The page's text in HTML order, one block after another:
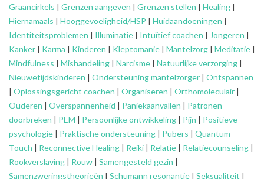
Graancirkels | Grenzen aangeven | Grenzen stellen | Healing |
Hiernamaals | Hooggevoeligheid/HSP | Huidaandoeningen |
Identiteitsproblemen | Illuminatie | Intuïtief coachen | Jongeren |
Kanker | Karma | Kinderen | Kleptomanie | Mantelzorg | Meditatie |
Mindfulness | Mishandeling | Narcisme | Natuurlijke verzorging |
Nieuwetijdskinderen | Ondersteuningmantelzorger | Ontspannen
| Oplossingsgericht coachen | Organiseren | Orthomoleculair |
Ouderen | Overspannenheid | Paniekaanvallen | Patronen
doorbreken | PEM | Persoonlijke ontwikkeling | Pijn | Positieve
psychologie | Praktische ondersteuning | Pubers | Quantum
Touch | Reconnective Healing | Reiki | Relatie | Relatiecounseling |
Rookverslaving | Rouw | Samengesteld gezin |
Samenzweringstheorieën | Schumann resonantie | Seksualiteit |